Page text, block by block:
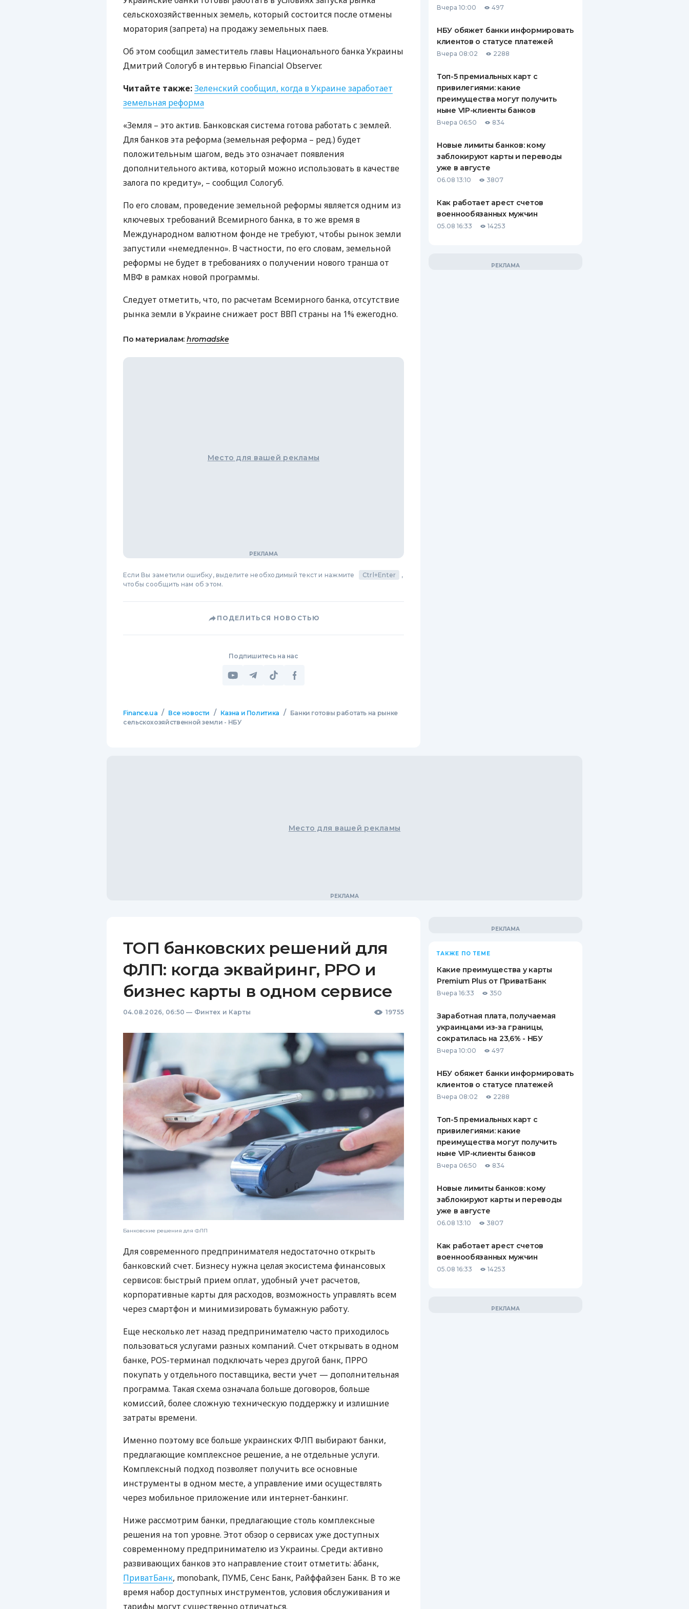
ЕЖЕМЕСЯЧНЫЙ ОБЗОР
БАНКОВСКИМ КАРТАМ
СТРАХОВАНИЮ
ВСЕ СТРАХОВЫЕ ПОЛИСЫ
ОТЗЫВЫ О СТРАХОВЫХ
КОМПАНИЯХ
сельскохозяйственных земель, который состоится после отмены
моратория (запрета) на продажу земельных паев.
Об этом сообщил заместитель главы Национального банка Украины
Дмитрий Сологуб в интервью Financial Observer.
Читайте также:Зеленский сообщил, когда в Украине заработает
земельная реформа
«Земля – ​​это актив. Банковская система готова работать с землей.
Для банков эта реформа (земельная реформа – ред.) будет
положительным шагом, ведь это означает появления
дополнительного актива, который можно использовать в качестве
залога по кредиту», – сообщил Сологуб.
По его словам, проведение земельной реформы является одним из
ключевых требований Всемирного банка, в то же время в
Международном валютном фонде не требуют, чтобы рынок земли
запустили «немедленно». В частности, по его словам, земельной
реформы не будет в требованиях о получении нового транша от
МВФ в рамках новой программы.
Следует отметить, что, по расчетам Всемирного банка, отсутствие
рынка земли в Украине снижает рост ВВП страны на 1% ежегодно.
По материалам: hromadske
Место для вашей рекламы
Если Вы заметили ошибку, выделите необходимый текст и нажмите Ctrl+Enter
,
чтобы сообщить нам об этом.
ПОДЕЛИТЬСЯ НОВОСТЬЮ
Подпишитесь на нас
Finance.ua / Все новости / Казна и Политика /
Банки готовы работать на рынке
сельскохозяйственной земли - НБУ
Вчера 10:00 497
НБУ обяжет банки информировать
клиентов о статусе платежей
Вчера 08:02 2288
Топ-5 премиальных карт с
привилегиями: какие
преимущества могут получить
ныне VIP-клиенты банков
Вчера 06:50 834
Новые лимиты банков: кому
заблокируют карты и переводы
уже в августе
06.08 13:10 3807
Как работает арест счетов
военнообязанных мужчин
05.08 16:33 14253
Место для вашей рекламы
ТОП банковских решений для
ФЛП: когда эквайринг, РРО и
бизнес карты в одном сервисе
04.08.2026, 06:50 — Финтех и Карты 19755
Банковские решения для ФЛП
Для современного предпринимателя недостаточно открыть
банковский счет. Бизнесу нужна целая экосистема финансовых
сервисов: быстрый прием оплат, удобный учет расчетов,
корпоративные карты для расходов, возможность управлять всем
через смартфон и минимизировать бумажную работу.
Еще несколько лет назад предпринимателю часто приходилось
пользоваться услугами разных компаний. Счет открывать в одном
банке, POS-терминал подключать через другой банк, ПРРО
покупать у отдельного поставщика, вести учет — дополнительная
программа. Такая схема означала больше договоров, больше
комиссий, более сложную техническую поддержку и излишние
затраты времени.
Именно поэтому все больше украинских ФЛП выбирают банки,
предлагающие комплексное решение, а не отдельные услуги.
Комплексный подход позволяет получить все основные
инструменты в одном месте, а управление ими осуществлять
через мобильное приложение или интернет-банкинг.
Ниже рассмотрим банки, предлагающие столь комплексные
решения на топ уровне. Этот обзор о сервисах уже доступных
современному предпринимателю из Украины. Среди активно
развивающих банков это направление стоит отметить: àбанк,
ПриватБанк, monobank, ПУМБ, Сенс Банк, Райффайзен Банк. В то же
время набор доступных инструментов, условия обслуживания и
тарифы могут существенно отличаться.
ТАКЖЕ ПО ТЕМЕ
Какие преимущества у карты
Premium Plus от ПриватБанк
Вчера 16:33 350
Заработная плата, получаемая
украинцами из-за границы,
сократилась на 23,6% - НБУ
Вчера 10:00 497
НБУ обяжет банки информировать
клиентов о статусе платежей
Вчера 08:02 2288
Топ-5 премиальных карт с
привилегиями: какие
преимущества могут получить
ныне VIP-клиенты банков
Вчера 06:50 834
Новые лимиты банков: кому
заблокируют карты и переводы
уже в августе
06.08 13:10 3807
Как работает арест счетов
военнообязанных мужчин
05.08 16:33 14253